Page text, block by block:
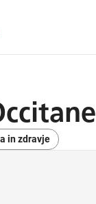
in zdravje